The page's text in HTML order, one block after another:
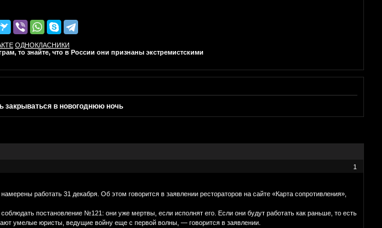
ОДНОКЛАСНИКИ
то знайте, что в России они признаны экстремистскими
закрываться в новогоднюю ночь
1
работать 31 декабря. Об этом говорится в заявлении рестораторов на сайте «Карта сопротивления»,
постановление №121: они уже мертвы, если исполнят его. Если они будут работать как раньше, то есть
умелые юристы, ведущие войну еще с первой волны, — говорится в заявлении.